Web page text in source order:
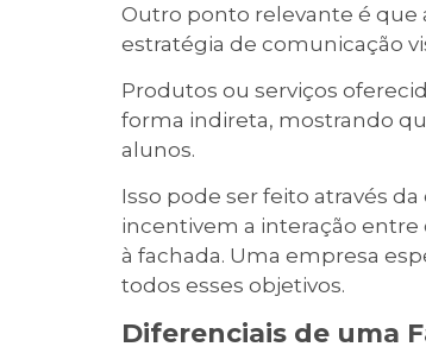
Outro ponto relevante é que
estratégia de comunicação
Produtos ou serviços
forma indireta, mostrando
alunos.
Isso pode ser feito através
incentivem a interação entre
à fachada. Uma empresa
todos esses objetivos.
Diferenciais de uma